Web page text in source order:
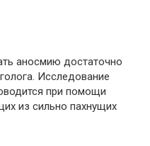
аносмию достаточно
Исследование
при помощи
из сильно пахнущих